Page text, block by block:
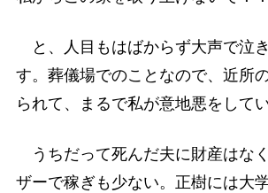
と、人目もはばからず大声で泣
す。葬儀場でのことなので、近所
られて、まるで私が意地悪をして
うちだって死んだ夫に財産はな
ザーで稼ぎも少ない。正樹には大